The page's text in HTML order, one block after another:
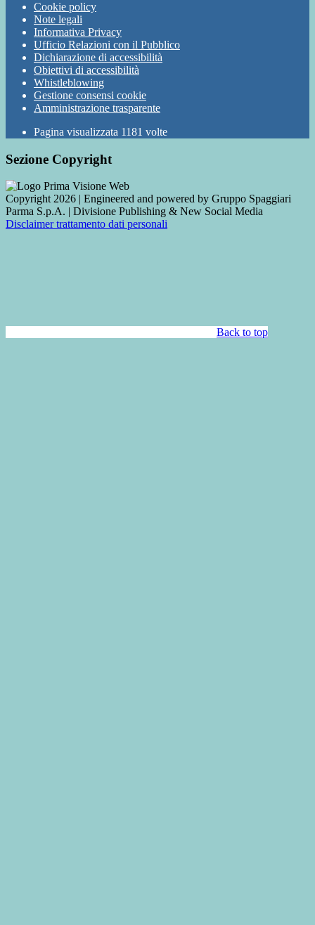
Cookie policy
Note legali
Informativa Privacy
Ufficio Relazioni con il Pubblico
Dichiarazione di accessibilità
Obiettivi di accessibilità
Whistleblowing
Gestione consensi cookie
Amministrazione trasparente
Pagina visualizzata 1181 volte
Sezione Copyright
Copyright 2026 | Engineered and powered by Gruppo Spaggiari
Parma S.p.A. | Divisione Publishing & New Social Media
Disclaimer trattamento dati personali
Back to top